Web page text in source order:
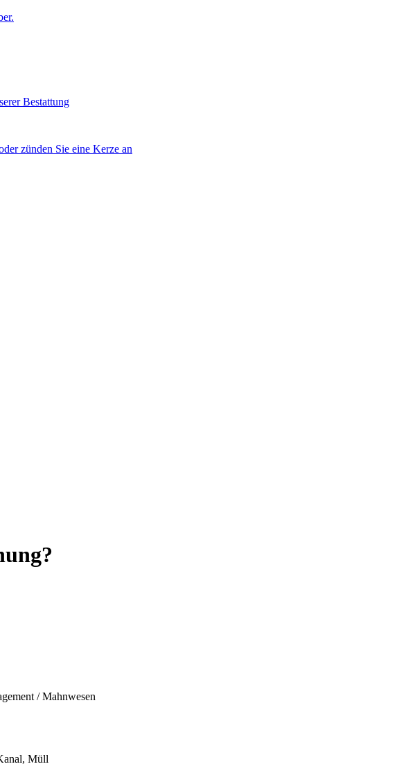
Bestattung
zünden Sie eine Kerze an
/ Mahnwesen
Müll